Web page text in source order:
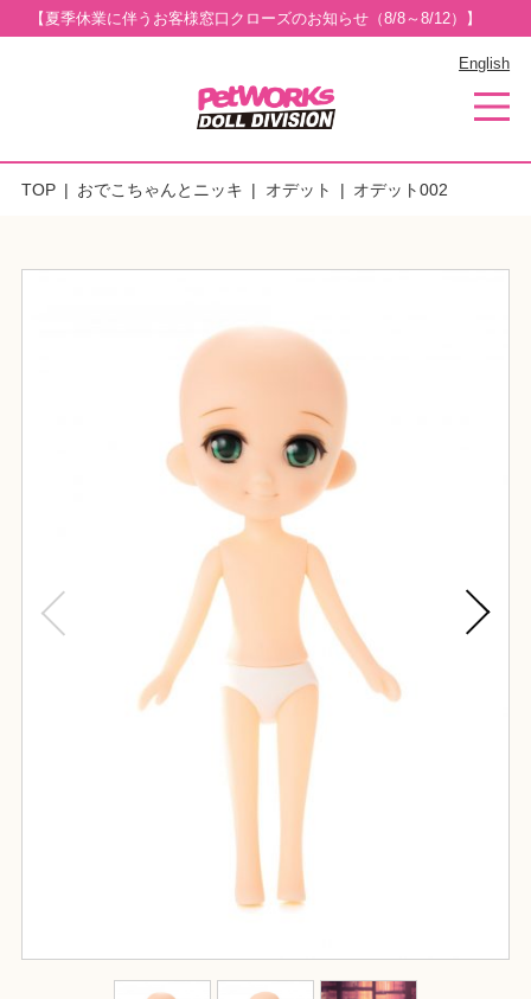
【夏季休業に伴うお客様窓口クローズのお知らせ（8/8～8/12）】
English
TOP おでこちゃんとニッキ オデット オデット002